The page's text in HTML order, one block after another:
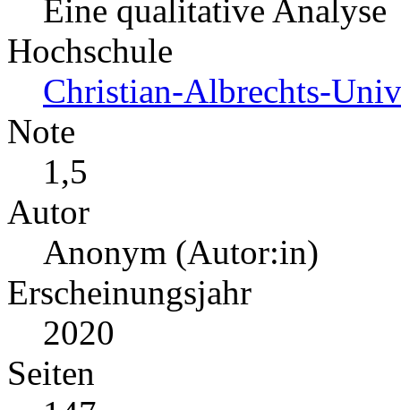
Eine qualitative Analyse
Hochschule
Christian-Albrechts-
Note
1,5
Autor
Anonym (Autor:in)
Erscheinungsjahr
2020
Seiten